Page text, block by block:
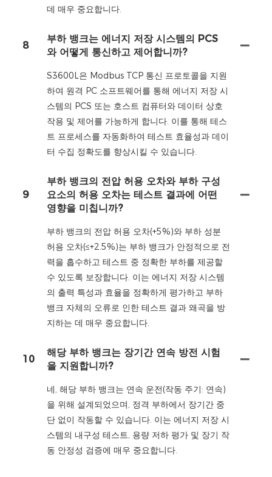
데 매우 중요합니다.
8
부하 뱅크는 에너지 저장 시스템의 PCS
와 어떻게 통신하고 제어합니까?
S3600L은 Modbus TCP 통신 프로토콜을 지원
하여 원격 PC 소프트웨어를 통해 에너지 저장 시
스템의 PCS 또는 호스트 컴퓨터와 데이터 상호
작용 및 제어를 가능하게 합니다. 이를 통해 테스
트 프로세스를 자동화하여 테스트 효율성과 데이
터 수집 정확도를 향상시킬 수 있습니다.
9
부하 뱅크의 전압 허용 오차와 부하 구성
요소의 허용 오차는 테스트 결과에 어떤
영향을 미칩니까?
부하 뱅크의 전압 허용 오차(+5%)와 부하 성분
허용 오차(≤+2.5%)는 부하 뱅크가 안정적으로 전
력을 흡수하고 테스트 중 정확한 부하를 제공할
수 있도록 보장합니다. 이는 에너지 저장 시스템
의 출력 특성과 효율을 정확하게 평가하고 부하
뱅크 자체의 오류로 인한 테스트 결과 왜곡을 방
지하는 데 매우 중요합니다.
10
해당 부하 뱅크는 장기간 연속 방전 시험
을 지원합니까?
네, 해당 부하 뱅크는 연속 운전(작동 주기: 연속)
을 위해 설계되었으며, 정격 부하에서 장기간 중
단 없이 작동할 수 있습니다. 이는 에너지 저장 시
스템의 내구성 테스트, 용량 저하 평가 및 장기 작
동 안정성 검증에 매우 중요합니다.